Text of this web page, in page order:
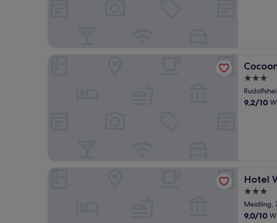
Cocoon
3.0-
Sterne-
9.2
9,2/10
Cocoon Wien Westbahnhof (ehemals Boutiquehotel Stadthalle)
Hotel
Hotel
3.0-
Sterne-
Meidling,
9.0
9,0/10